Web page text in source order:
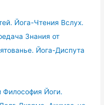
Йога-Чтения Вслух.
Знания от
Йога-Диспута
Философия Йоги.